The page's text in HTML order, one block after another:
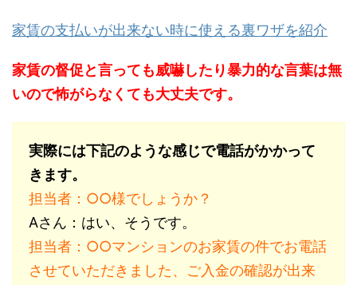
家賃の支払いが出来ない時に使える裏ワザを紹介
家賃の督促と言っても威嚇したり暴力的な言葉は無
いので怖がらなくても大丈夫です。
実際には下記のような感じで電話がかかって
きます。
担当者：○○様でしょうか？
Aさん：はい、そうです。
担当者：○○マンションのお家賃の件でお電話
させていただきました、ご入金の確認が出来